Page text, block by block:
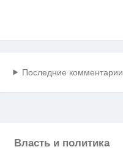
Последние комментарии
Власть и политика